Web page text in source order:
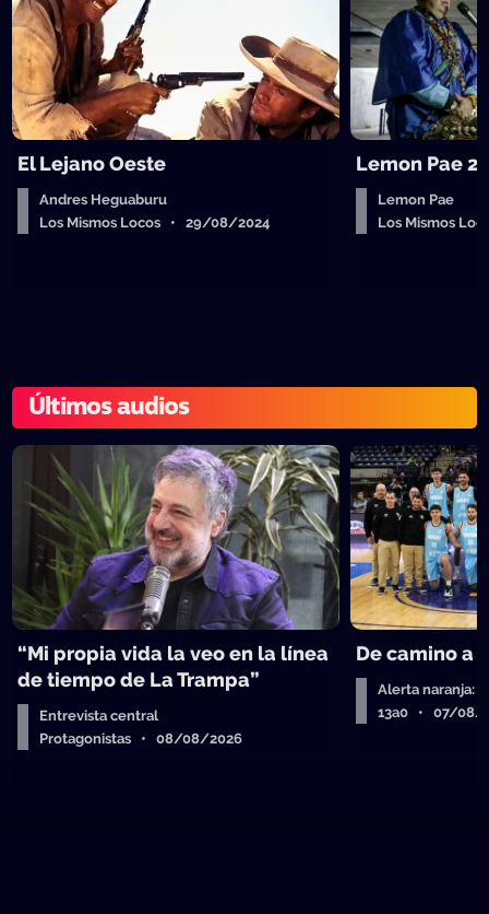
El Lejano Oeste
Andres Heguaburu
Los Mismos Locos • 29/08/2024
Lemon Pae
Lemon Pae
Los Mismos
Últimos audios
“Mi propia vida la veo en la línea
de tiempo de La Trampa”
Entrevista central
Protagonistas • 08/08/2026
De camino a
Alerta naranja:
13a0 • 07/08/